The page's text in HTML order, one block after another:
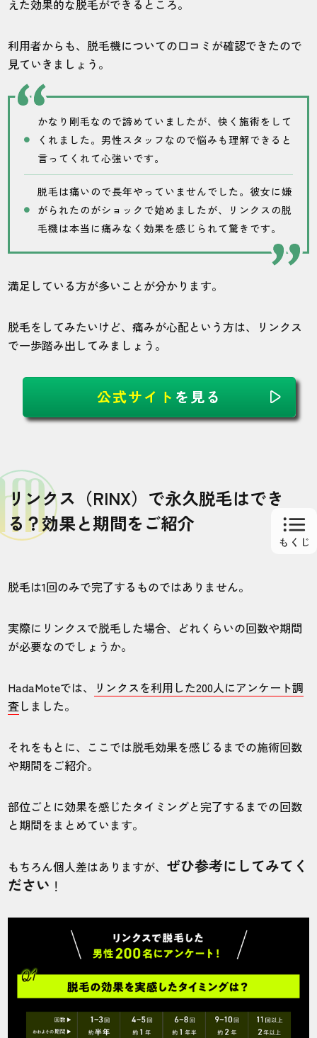
えた効果的な脱毛ができるところ。
利用者からも、脱毛機についての口コミが確認できたので
見ていきましょう。
かなり剛毛なので諦めていましたが、快く施術をして
くれました。男性スタッフなので悩みも理解できると
言ってくれて心強いです。
脱毛は痛いので長年やっていませんでした。彼女に嫌
がられたのがショックで始めましたが、リンクスの脱
毛機は本当に痛みなく効果を感じられて驚きです。
満足している方が多いことが分かります。
脱毛をしてみたいけど、痛みが心配という方は、リンクス
で一歩踏み出してみましょう。
公式サイト を見る
リンクス（RINX）で永久脱毛はでき
る？効果と期間をご紹介
脱毛は1回のみで完了するものではありません。
実際にリンクスで脱毛した場合、どれくらいの回数や期間
が必要なのでしょうか。
HadaMoteでは、
リンクスを利用した200人にアンケート調
査しました。
それをもとに、ここでは脱毛効果を感じるまでの施術回数
や期間をご紹介。
部位ごとに効果を感じたタイミングと完了するまでの回数
と期間をまとめています。
もちろん個人差はありますが、 ぜひ参考にしてみてく
ださい ！